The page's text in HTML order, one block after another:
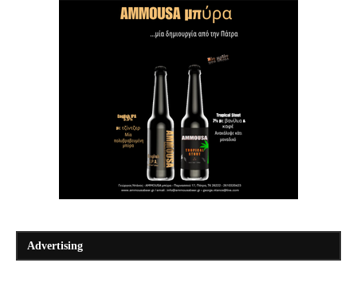
Advertising